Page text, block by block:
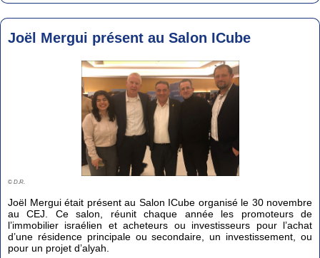
Joël Mergui présent au Salon ICube
© D.R.
Joël Mergui était présent au Salon ICube organisé le 30 novembre
au CEJ. Ce salon, réunit chaque année les promoteurs de
l’immobilier israélien et acheteurs ou investisseurs pour l’achat
d’une résidence principale ou secondaire, un investissement, ou
pour un projet d’alyah.